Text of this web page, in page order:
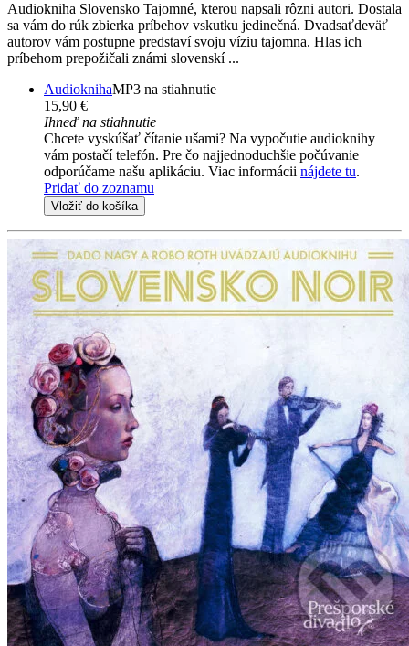
Audiokniha Slovensko Tajomné, kterou napsali rôzni autori. Dostala
sa vám do rúk zbierka príbehov vskutku jedinečná. Dvadsaťdeväť
autorov vám postupne predstaví svoju víziu tajomna. Hlas ich
príbehom prepožičali známi slovenskí ...
AudioknihaMP3 na stiahnutie
15,90 €
Ihneď na stiahnutie
Chcete vyskúšať čítanie ušami? Na vypočutie audioknihy
vám postačí telefón. Pre čo najjednoduchšie počúvanie
odporúčame našu aplikáciu. Viac informácii nájdete tu.
Pridať do zoznamu
Vložiť do košíka